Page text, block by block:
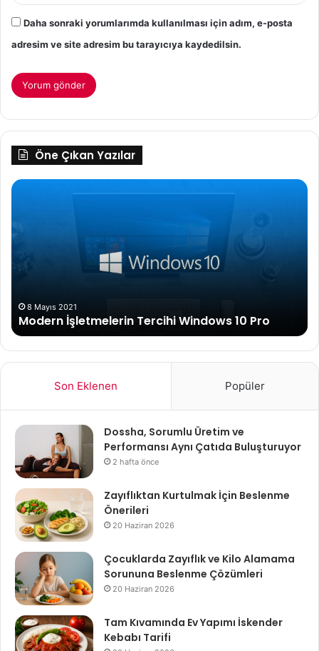
Daha sonraki yorumlarımda kullanılması için adım, e-posta
adresim ve site adresim bu tarayıcıya kaydedilsin.
Öne Çıkan Yazılar
10 Pro
Kolaylaştıracak
Tavsiyeler
Tavsiyeler
Son Eklenen Popüler
Dossha, Sorumlu Üretim ve
Performansı Aynı Çatıda Buluşturuyor
2 hafta önce
Zayıflıktan Kurtulmak İçin Beslenme
Önerileri
20 Haziran 2026
Çocuklarda Zayıflık ve Kilo Alamama
Sorununa Beslenme Çözümleri
20 Haziran 2026
Tam Kıvamında Ev Yapımı İskender
Kebabı Tarifi